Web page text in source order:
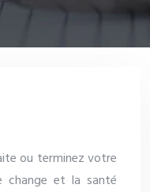
ou terminez votre
change et la santé